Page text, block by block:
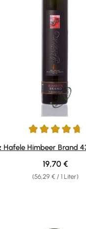
Bewertung von
Hafele Himbeer Brand
(56,29 € / 1 Liter)
Regulärer
19,70 €